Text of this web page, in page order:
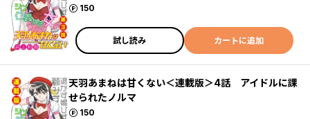
150
ポイント
試し読み カートに追加
天羽あまねは甘くない＜連載版＞4話 アイドルに課
せられたノルマ
150
ポイント